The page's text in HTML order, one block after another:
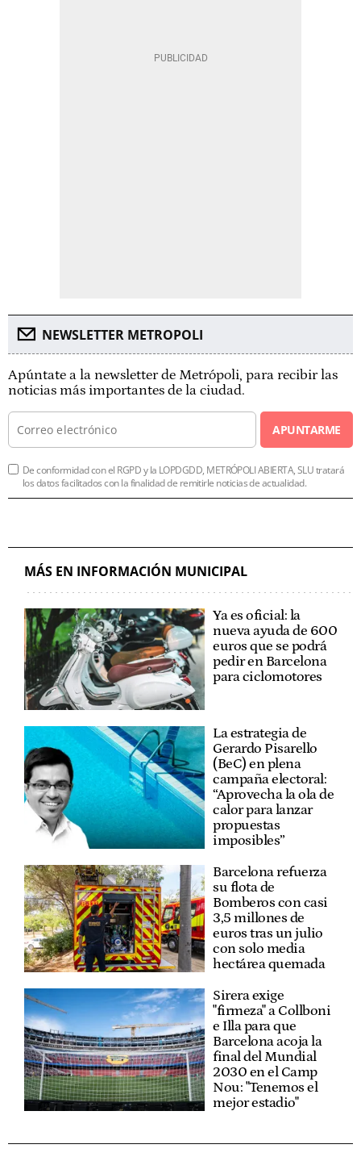
NEWSLETTER METROPOLI
Apúntate a la newsletter de Metrópoli, para recibir las
noticias más importantes de la ciudad.
APUNTARME
De conformidad con el RGPD y la LOPDGDD, METRÓPOLI ABIERTA, SLU tratará
los datos facilitados con la finalidad de remitirle noticias de actualidad.
MÁS EN INFORMACIÓN MUNICIPAL
Ya es oficial: la
nueva ayuda de 600
euros que se podrá
pedir en Barcelona
para ciclomotores
La estrategia de
Gerardo Pisarello
(BeC) en plena
campaña electoral:
“Aprovecha la ola de
calor para lanzar
propuestas
imposibles”
Barcelona refuerza
su flota de
Bomberos con casi
3,5 millones de
euros tras un julio
con solo media
hectárea quemada
Sirera exige
"firmeza" a Collboni
e Illa para que
Barcelona acoja la
final del Mundial
2030 en el Camp
Nou: "Tenemos el
mejor estadio"